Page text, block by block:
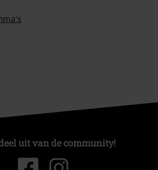
uit van de community!